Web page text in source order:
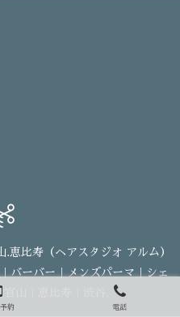
比寿（ヘアスタジオ アルム）
バーバー｜メンズパーマ｜シェ
山｜恵比寿｜渋谷.
約 電話